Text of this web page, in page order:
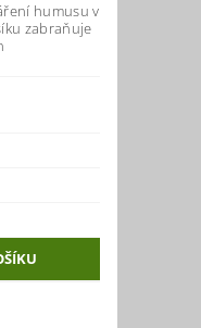
humusu v
zabraňuje